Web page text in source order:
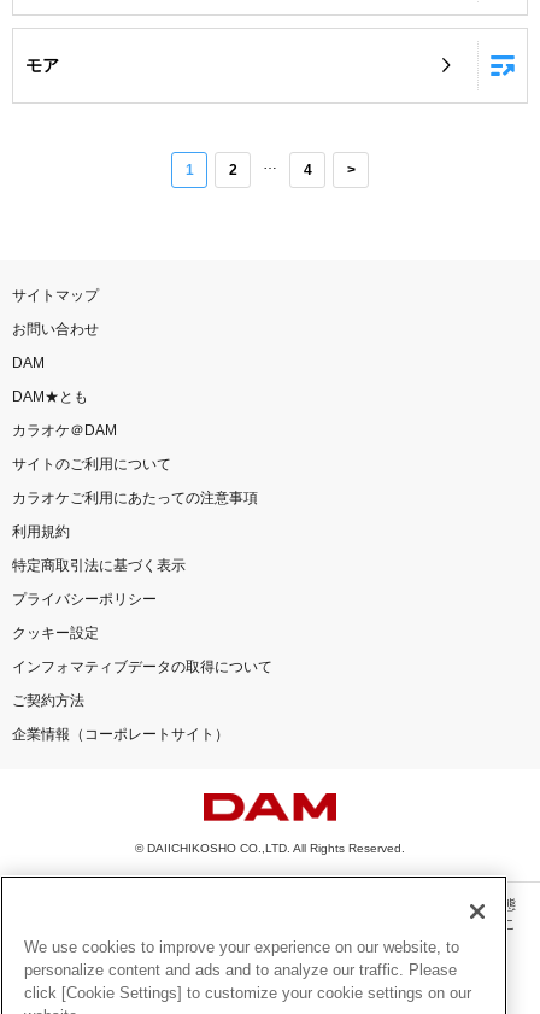
モア
1 2 4 >
サイトマップ
お問い合わせ
DAM
DAM★とも
カラオケ＠DAM
サイトのご利用について
カラオケご利用にあたっての注意事項
利用規約
特定商取引法に基づく表示
プライバシーポリシー
クッキー設定
インフォマティブデータの取得について
ご契約方法
企業情報（コーポレートサイト）
© DAIICHIKOSHO CO.,LTD. All Rights Reserved.
このサイトに掲載されている一切の文章・画像・写真・動画・音声等を、手段や形態
を問わず、著作権法の定める範囲を超えて無断で複製、転載、ファイル化などするこ
とを禁じます。
楽曲及びコンテンツは、機種によりご利用いただけない場合があります。
楽曲及びコンテンツの配信日、配信内容が変更になる場合があります。
We use cookies to improve your experience on our website, to
personalize content and ads and to analyze our traffic. Please
click [Cookie Settings] to customize your cookie settings on our